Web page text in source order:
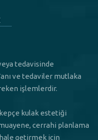
tedavisinde
ve tedaviler mutlaka
işlemlerdir.
kulak estetiği
cerrahi planlama
getirmek için